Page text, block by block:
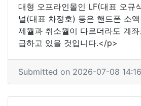
대형 오프라인몰인 LF(대표 오규
널(대표 차정호) 등은 핸드폰 소
제월과 취소월이 다르더라도 계
급하고 있을 것입니다.</p>
Submitted on 2026-07-08